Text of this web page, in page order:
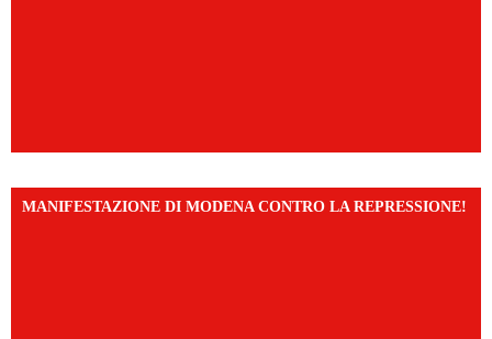
MANIFESTAZIONE DI MODENA CONTRO LA REPRESSIONE!